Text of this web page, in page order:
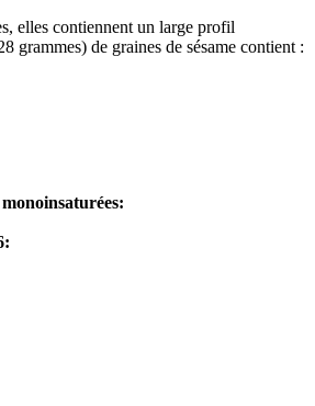
elles contiennent un large profil
grammes) de graines de sésame contient :